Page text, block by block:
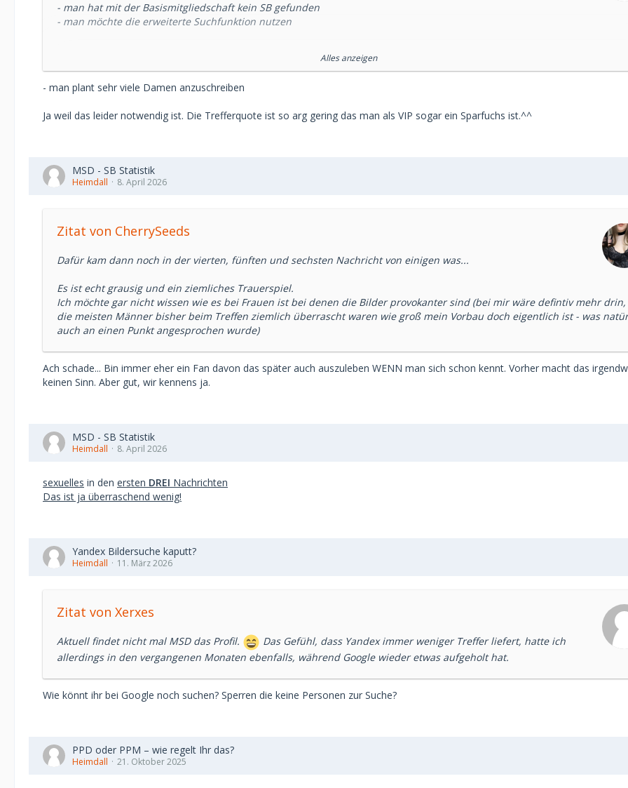
- man hat mit der Basismitgliedschaft kein SB gefunden
- man möchte die erweiterte Suchfunktion nutzen
Alles anzeigen
- man plant sehr viele Damen anzuschreiben
Ja weil das leider notwendig ist. Die Trefferquote ist so arg gering das man als VIP sogar ein Sparfuchs ist.^^
MSD - SB Statistik
Heimdall 8. April 2026
Zitat von CherrySeeds
Dafür kam dann noch in der vierten, fünften und sechsten Nachricht von einigen was...
Es ist echt grausig und ein ziemliches Trauerspiel.
Ich möchte gar nicht wissen wie es bei Frauen ist bei denen die Bilder provokanter sind (bei mir wäre defintiv mehr
die meisten Männer bisher beim Treffen ziemlich überrascht waren wie groß mein Vorbau doch eigentlich ist - was
auch an einen Punkt angesprochen wurde)
Ach schade... Bin immer eher ein Fan davon das später auch auszuleben WENN man sich schon kennt. Vorher macht das
keinen Sinn. Aber gut, wir kennens ja.
MSD - SB Statistik
Heimdall 8. April 2026
sexuelles in den ersten DREI Nachrichten
Das ist ja überraschend wenig!
Yandex Bildersuche kaputt?
Heimdall 11. März 2026
Zitat von Xerxes
Aktuell findet nicht mal MSD das Profil.
Das Gefühl, dass Yandex immer weniger Treffer liefert, hatte ich
allerdings in den vergangenen Monaten ebenfalls, während Google wieder etwas aufgeholt hat.
Wie könnt ihr bei Google noch suchen? Sperren die keine Personen zur Suche?
PPD oder PPM – wie regelt Ihr das?
Heimdall 21. Oktober 2025